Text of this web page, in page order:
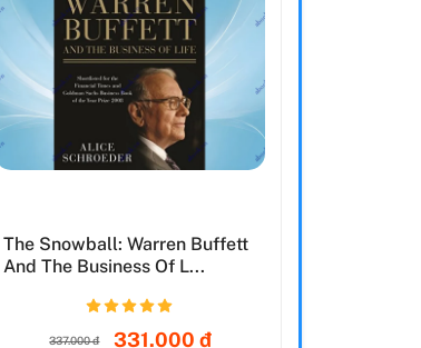
The Snowball: Warren Buffett
And The Business Of L...
337.000 đ 331.000 đ